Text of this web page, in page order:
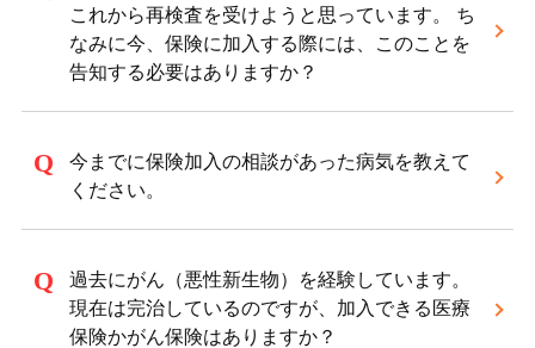
これから再検査を受けようと思っています。 ち
なみに今、保険に加入する際には、このことを
告知する必要はありますか？
今までに保険加入の相談があった病気を教えて
ください。
過去にがん（悪性新生物）を経験しています。
現在は完治しているのですが、加入できる医療
保険かがん保険はありますか？